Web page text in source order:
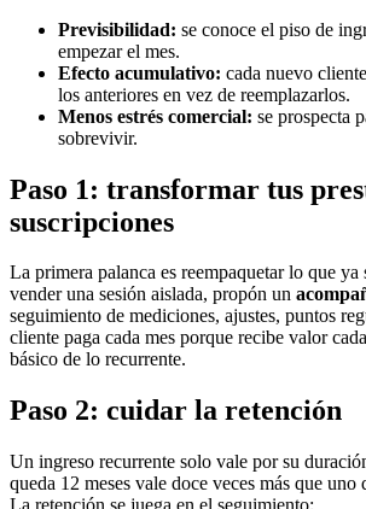
Previsibilidad: se conoce el piso de
empezar el mes.
Efecto acumulativo: cada nuevo
los anteriores en vez de reemplazarlos.
Menos estrés comercial: se prospecta
sobrevivir.
Paso 1: transformar tus
suscripciones
La primera palanca es reempaquetar lo que ya
vender una sesión aislada, propón un
seguimiento de mediciones, ajustes, puntos
cliente paga cada mes porque recibe valor
básico de lo recurrente.
Paso 2: cuidar la retención
Un ingreso recurrente solo vale por su
queda 12 meses vale doce veces más que uno